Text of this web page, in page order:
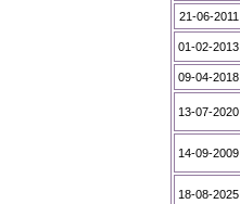
21-06-2011
01-02-2013
09-04-2018
13-07-2020
14-09-2009
18-08-2025